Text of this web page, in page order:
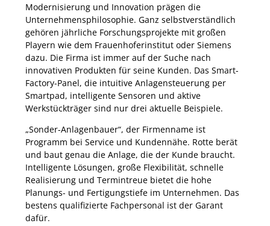
Modernisierung und Innovation prägen die
Unternehmensphilosophie. Ganz selbstverständlich
gehören jährliche Forschungsprojekte mit großen
Playern wie dem Frauenhoferinstitut oder Siemens
dazu. Die Firma ist immer auf der Suche nach
innovativen Produkten für seine Kunden. Das Smart-
Factory-Panel, die intuitive Anlagensteuerung per
Smartpad, intelligente Sensoren und aktive
Werkstückträger sind nur drei aktuelle Beispiele.
„Sonder-Anlagenbauer“, der Firmenname ist
Programm bei Service und Kundennähe. Rotte berät
und baut genau die Anlage, die der Kunde braucht.
Intelligente Lösungen, große Flexibilität, schnelle
Realisierung und Termintreue bietet die hohe
Planungs- und Fertigungstiefe im Unternehmen. Das
bestens qualifizierte Fachpersonal ist der Garant
dafür.